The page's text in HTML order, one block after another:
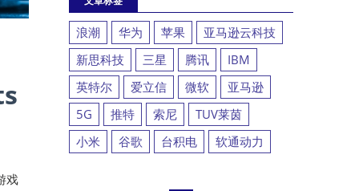
戏
浪潮 华为 苹果
亚马逊云科技
新思科技
三星 腾讯
IBM
英特尔
爱立信 微软
亚马逊
5G
推特 索尼
TUV莱茵
小米
谷歌 台积电 软通动力